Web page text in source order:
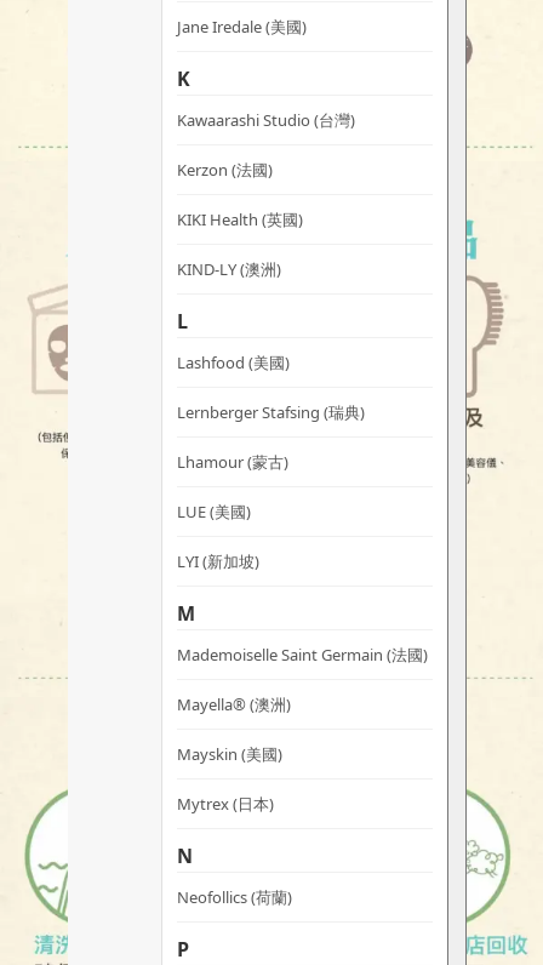
Jane Iredale (美國)
K
Kawaarashi Studio (台灣)
Kerzon (法國)
KIKI Health (英國)
KIND-LY (澳洲)
L
Lashfood (美國)
Lernberger Stafsing (瑞典)
Lhamour (蒙古)
LUE (美國)
LYI (新加坡)
M
Mademoiselle Saint Germain (法國)
Mayella® (澳洲)
Mayskin (美國)
Mytrex (日本)
N
Neofollics (荷蘭)
P